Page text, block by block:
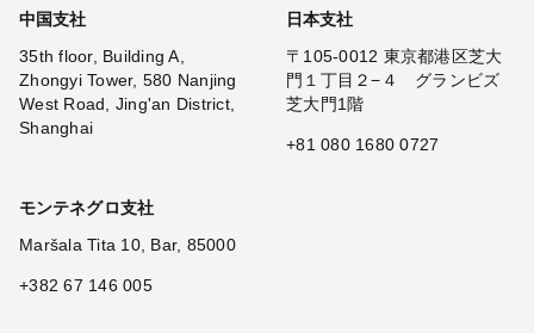
中国支社
35th floor, Building A,
Zhongyi Tower, 580 Nanjing
West Road, Jing'an District,
Shanghai
日本支社
〒105-0012 東京都港区芝大
門１丁目２−４ グランビズ
芝大門1階
+81 080 1680 0727
モンテネグロ支社
Maršala Tita 10, Bar, 85000
+382 67 146 005